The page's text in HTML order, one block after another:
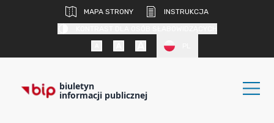
MAPA STRONY
INSTRUKCJA
biuletyn
informacji publicznej